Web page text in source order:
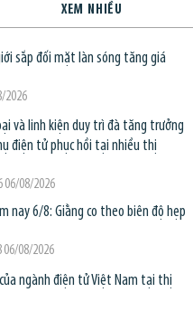
XEM NHIỀU
sắp đối mặt làn sóng tăng giá
2026
và linh kiện duy trì đà tăng trưởng
điện tử phục hồi tại nhiều thị
06/08/2026
nay 6/8: Giằng co theo biên độ hẹp
06/08/2026
ngành điện tử Việt Nam tại thị